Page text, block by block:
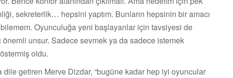
sekreterlik… hepsini yaptım. Bunların hepsinin bir amacı
Oyunculuğa yeni başlayanlar için tavsiyesi de
unsur. Sadece sevmek ya da sadece istemek
oldu.
dile getiren Merve Dizdar, “bugüne kadar hep iyi oyuncular